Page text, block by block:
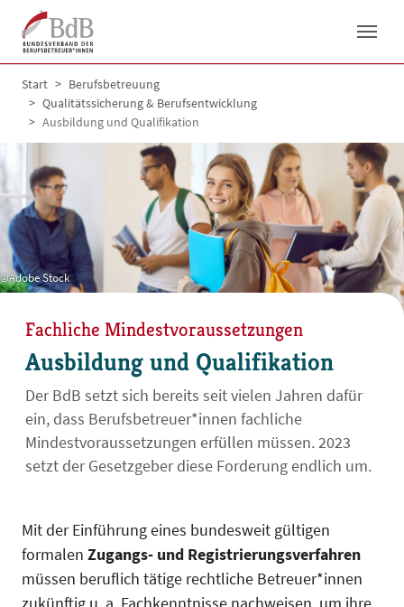
Skip to main navigation
Skip to main content
Skip to page footer
You are here:
Start
Berufsbetreuung
Qualitätssicherung & Berufsentwicklung
Ausbildung und Qualifikation
©Adobe Stock
Fachliche Mindestvoraussetzungen
Ausbildung und Qualifikation
Der BdB setzt sich bereits seit vielen Jahren dafür
ein, dass Berufsbetreuer*innen fachliche
Mindestvoraussetzungen erfüllen müssen. 2023
setzt der Gesetzgeber diese Forderung endlich um.
Mit der Einführung eines bundesweit gültigen
formalen Zugangs- und Registrierungsverfahren
müssen beruflich tätige rechtliche Betreuer*innen
zukünftig u. a. Fachkenntnisse nachweisen, um ihre